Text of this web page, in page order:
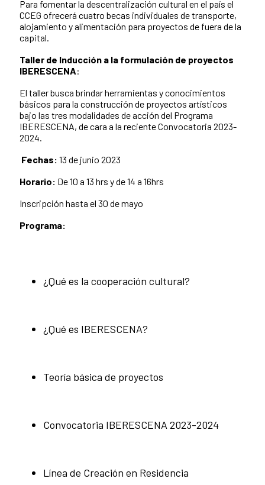
Para fomentar la descentralización cultural en el país el
CCEG ofrecerá cuatro becas individuales de transporte,
alojamiento y alimentación para proyectos de fuera de la
capital.
Taller de Inducción a la formulación de proyectos
IBERESCENA:
El taller busca brindar herramientas y conocimientos
básicos para la construcción de proyectos artísticos
bajo las tres modalidades de acción del Programa
IBERESCENA, de cara a la reciente Convocatoria 2023-
2024.
Fechas: 13 de junio 2023
Horario: De 10 a 13 hrs y de 14 a 16hrs
Inscripción hasta el 30 de mayo
Programa:
¿Qué es la cooperación cultural?
¿Qué es IBERESCENA?
Teoría básica de proyectos
Convocatoria IBERESCENA 2023-2024
Línea de Creación en Residencia